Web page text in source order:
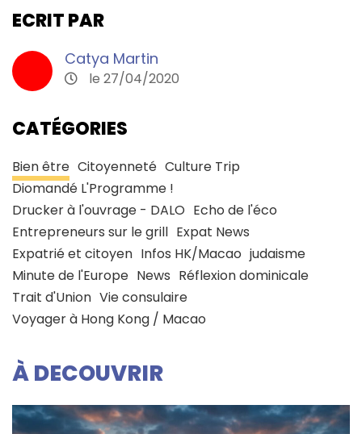
ECRIT PAR
Catya Martin
le 27/04/2020
CATÉGORIES
Bien être Citoyenneté Culture Trip
Diomandé L'Programme !
Drucker à l'ouvrage - DALO Echo de l'éco
Entrepreneurs sur le grill Expat News
Expatrié et citoyen Infos HK/Macao judaisme
Minute de l'Europe News Réflexion dominicale
Trait d'Union Vie consulaire
Voyager à Hong Kong / Macao
À DECOUVRIR